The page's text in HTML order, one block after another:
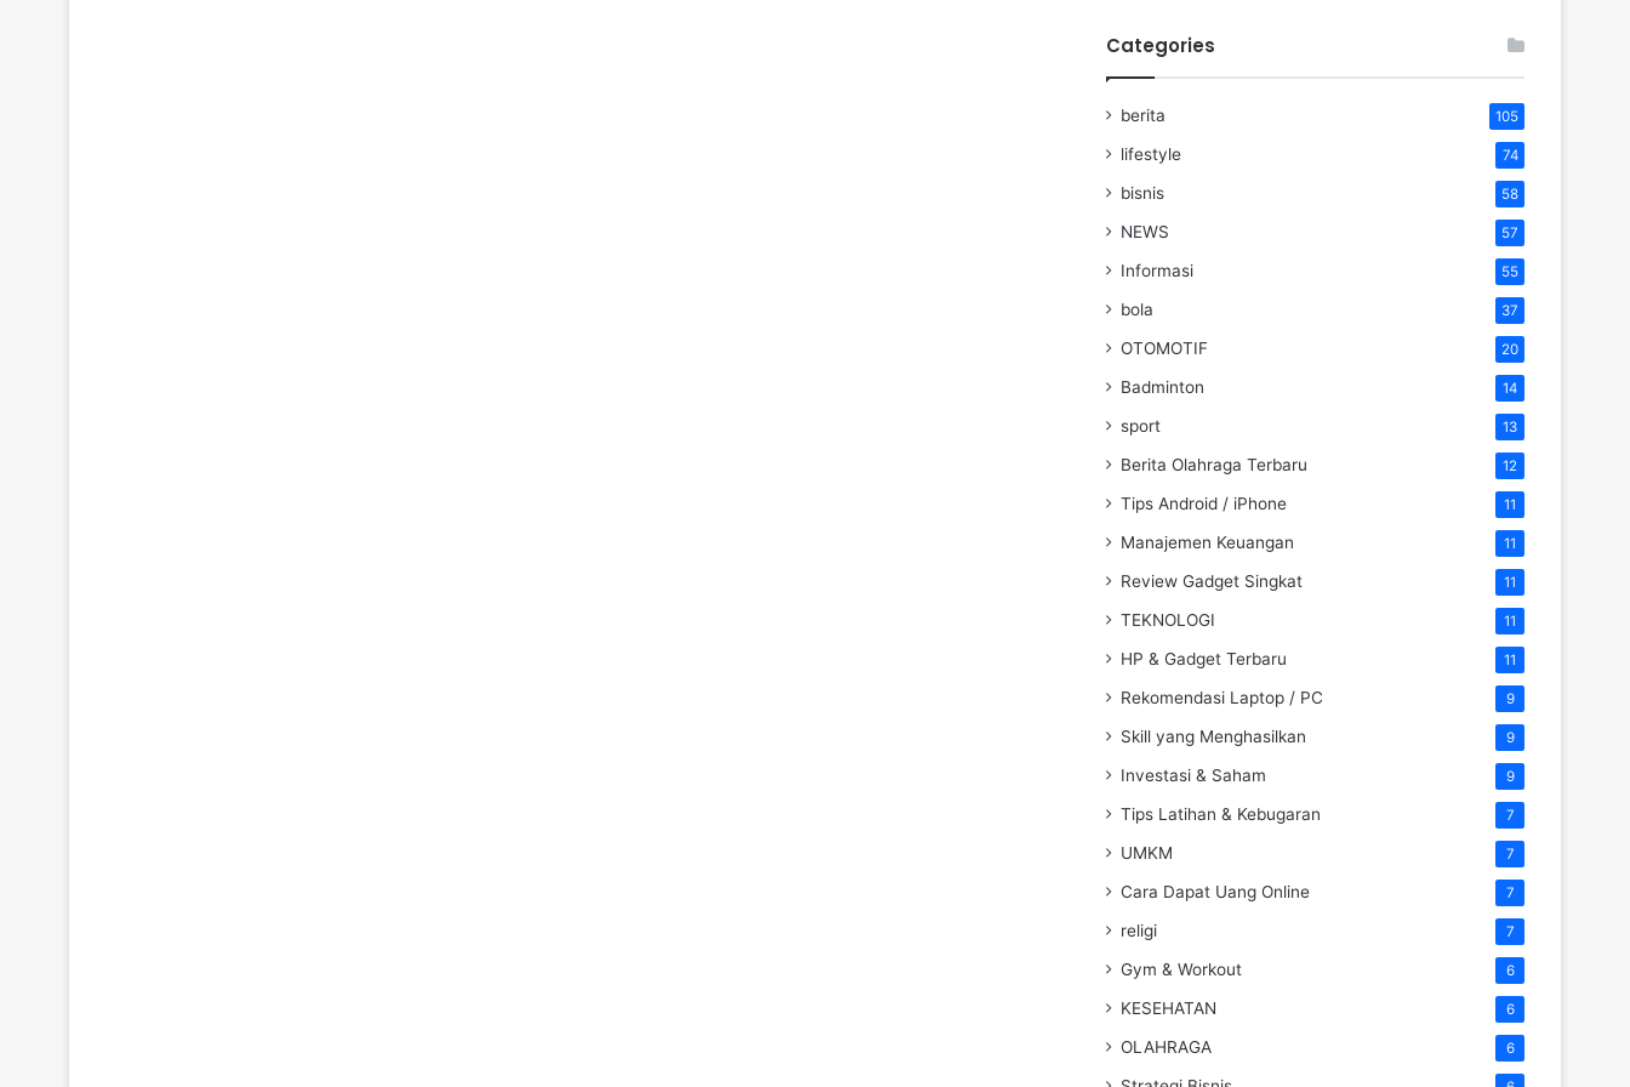
Categories
berita 105
lifestyle 74
bisnis 58
NEWS 57
Informasi 55
bola 37
OTOMOTIF 20
Badminton 14
sport 13
Berita Olahraga Terbaru 12
Tips Android / iPhone 11
Manajemen Keuangan 11
Review Gadget Singkat 11
TEKNOLOGI 11
HP & Gadget Terbaru 11
Rekomendasi Laptop / PC 9
Skill yang Menghasilkan 9
Investasi & Saham 9
Tips Latihan & Kebugaran 7
UMKM 7
Cara Dapat Uang Online 7
religi 7
Gym & Workout 6
KESEHATAN 6
OLAHRAGA 6